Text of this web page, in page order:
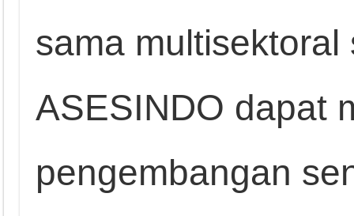
sama
ASESINDO dapat
pengembangan